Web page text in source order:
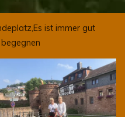
ist immer gut